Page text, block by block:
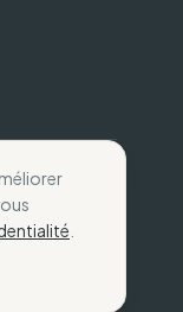
selon